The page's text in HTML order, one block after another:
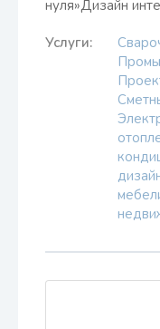
нуля»Дизайн
Услуги: